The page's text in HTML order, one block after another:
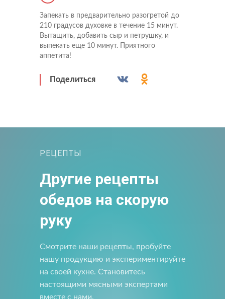
Запекать в предварительно разогретой до
210 градусов духовке в течение 15 минут.
Вытащить, добавить сыр и петрушку, и
выпекать еще 10 минут. Приятного
аппетита!
Поделиться
РЕЦЕПТЫ
Другие рецепты
обедов на скорую
руку
Смотрите наши рецепты, пробуйте
нашу продукцию и экспериментируйте
на своей кухне. Становитесь
настоящими мясными экспертами
вместе с нами.
Напишите нам
Нажимая кнопку «Отправить», вы принимаете условия
Напишите нам
Мы открыты для любых вопросов и предложений
Прикрепить файл
Отправить
Нажимая на кнопку, я принимаю условия соглашения.
Подпишитесь на новости
Нажимая на кнопку, я принимаю условия соглашения.